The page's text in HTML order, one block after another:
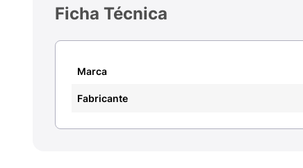
Ficha Técnica
Marca
Fabricante